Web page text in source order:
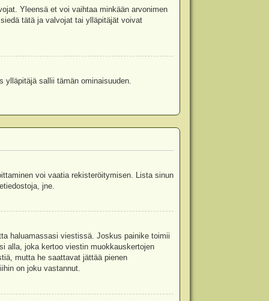
Yleensä et voi vaihtaa minkään arvonimen
tätä ja valvojat tai ylläpitäjät voivat
ylläpitäjä sallii tämän ominaisuuden.
voi vaatia rekisteröitymisen. Lista sinun
jne.
haluamassasi viestissä. Joskus painike toimii
alla, joka kertoo viestin muokkauskertojen
mutta he saattavat jättää pienen
on joku vastannut.